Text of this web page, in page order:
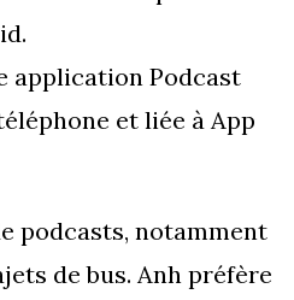
application Podcast
et liée à App
podcasts, notamment
de bus. Anh préfère